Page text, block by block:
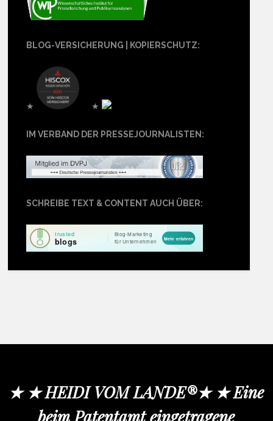
BLOG-VERSICHERUNG | KOPIERSCHUTZ:
★ ★
IM VERBAND DER PRESSEJOURNALISTEN:
SCHREIBE TEXT & CONTENT AUCH ÜBER:
★ ★ HEIDI VOM LANDE®★ ★ Eine
beim Patentamt eingetragene